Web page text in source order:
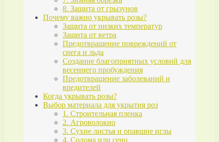
8. Защита от грызунов
Почему важно укрывать розы?
Защита от низких температур
Защита от ветра
Предотвращение повреждений от
снега и льда
Создание благоприятных условий для
весеннего пробуждения
Предотвращение заболеваний и
вредителей
Когда укрывать розы?
Выбор материала для укрытия роз
1. Строительная пленка
2. Агроволокно
3. Сухие листья и опавшие иглы
4. Солома или сено